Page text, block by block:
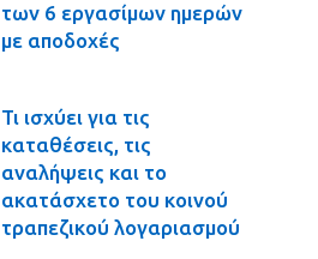
των 6 εργασίμων ημερών
με αποδοχές
Τι ισχύει για τις
καταθέσεις, τις
αναλήψεις και το
ακατάσχετο του κοινού
τραπεζικού λογαριασμού